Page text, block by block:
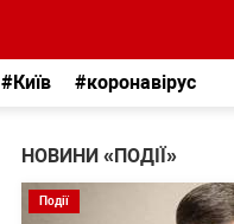
#Київ #коронавірус
НОВИНИ «ПОДІЇ»
Події